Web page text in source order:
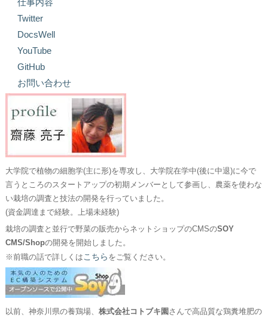
仕事内容
Twitter
DocsWell
YouTube
GitHub
お問い合わせ
大学院で植物の細胞学(主に形)を専攻し、大学院在学中(後に中退)に今で
言うところのスタートアップの初期メンバーとして参画し、農薬を使わな
い栽培の調査と技法の開発を行っていました。
(資金調達まで経験。上場未経験)
栽培の調査と並行で野菜の販売からネットショップのCMSのSOY
CMS/Shopの開発を開始しました。
※前職の話で詳しくはこちら をご覧ください。
以前、神奈川県の養鶏場、 株式会社コトブキ園 さんで高品質な鶏糞堆肥の